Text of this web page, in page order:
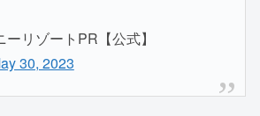
リゾートPR【公式】
30, 2023